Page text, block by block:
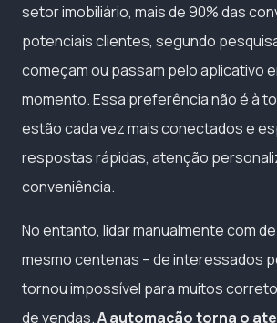
setor imobiliário, mais de 90% das
potenciais clientes, segundo
começam ou passam pelo aplicativo
momento. Essa preferência não é à
estão cada vez mais conectados e
respostas rápidas, atenção
conveniência.
No entanto, lidar manualmente com
mesmo centenas – de interessados
tornou impossível para muitos
de vendas.A automação torna o